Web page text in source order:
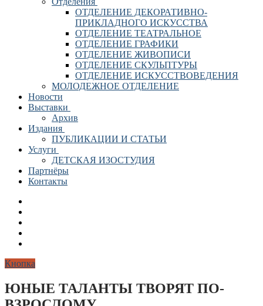
ОТДЕЛЕНИЕ ДЕКОРАТИВНО-
ПРИКЛАДНОГО ИСКУССТВА
ОТДЕЛЕНИЕ ТЕАТРАЛЬНОЕ
ОТДЕЛЕНИЕ ГРАФИКИ
ОТДЕЛЕНИЕ ЖИВОПИСИ
ОТДЕЛЕНИЕ СКУЛЬПТУРЫ
ОТДЕЛЕНИЕ ИСКУССТВОВЕДЕНИЯ
МОЛОДЕЖНОЕ ОТДЕЛЕНИЕ
Новости
Выставки
Архив
Издания
ПУБЛИКАЦИИ И СТАТЬИ
Услуги
ДЕТСКАЯ ИЗОСТУДИЯ
Партнёры
Контакты
Кнопка
ЮНЫЕ ТАЛАНТЫ ТВОРЯТ ПО-